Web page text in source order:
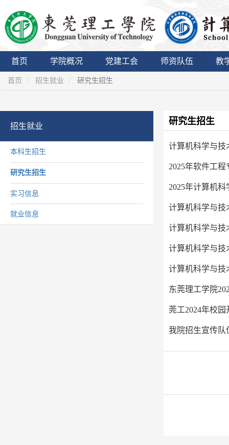
首页 学院概况 党建工会 师资队伍 教
首页 招生就业 研究生招生
招生就业
本科生招生
研究生招生
实习信息
就业信息
研究生招生
计算机科学与技
2025年软件工
2025年计算机
计算机科学与技
计算机科学与技
计算机科学与技
计算机科学与技
东莞理工学院
莞工2024年校
我院招生宣传队